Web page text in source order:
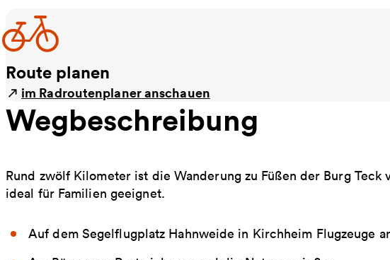
Route planen
im Radroutenplaner anschauen
Wegbeschreibung
Rund zwölf Kilometer ist die Wanderung zu Füßen der Burg
ideal für Familien geeignet.
Auf dem Segelflugplatz Hahnweide in Kirchheim Flugzeuge